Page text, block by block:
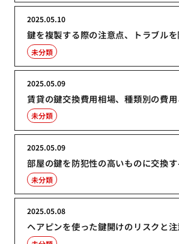
鍵を複製する際の注意点、トラブル
2025.05.10
未分類
賃貸の鍵交換費用相場、種類別の費
2025.05.09
未分類
部屋の鍵を防犯性の高いものに交換
2025.05.09
未分類
ヘアピンを使った鍵開けのリスクと
2025.05.08